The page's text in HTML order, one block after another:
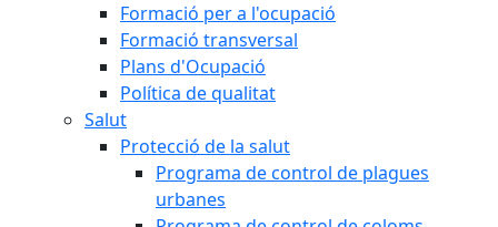
Formació per a l'ocupació
Formació transversal
Plans d'Ocupació
Política de qualitat
Salut
Protecció de la salut
Programa de control de plagues
urbanes